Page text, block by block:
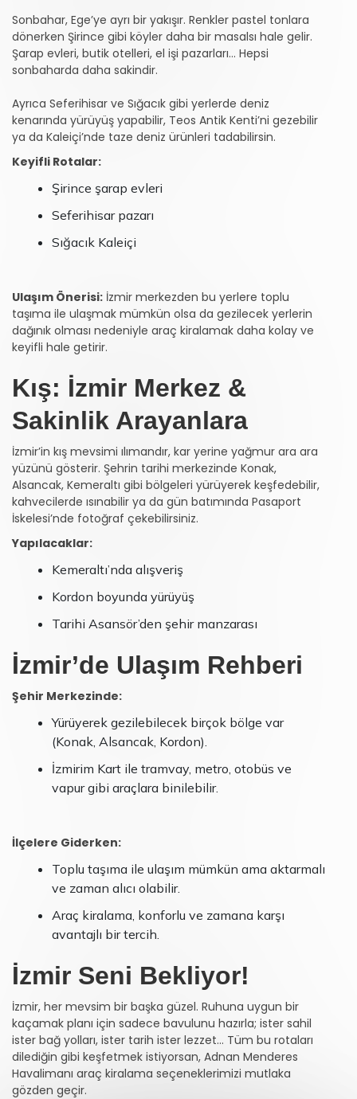
Sonbahar, Ege’ye ayrı bir yakışır. Renkler pastel tonlara
dönerken Şirince gibi köyler daha bir masalsı hale gelir.
Şarap evleri, butik otelleri, el işi pazarları... Hepsi
sonbaharda daha sakindir.
Ayrıca Seferihisar ve Sığacık gibi yerlerde deniz
kenarında yürüyüş yapabilir, Teos Antik Kenti’ni gezebilir
ya da Kaleiçi’nde taze deniz ürünleri tadabilirsin.
Keyifli Rotalar:
Şirince şarap evleri
Seferihisar pazarı
Sığacık Kaleiçi
Ulaşım Önerisi: İzmir merkezden bu yerlere toplu
taşıma ile ulaşmak mümkün olsa da gezilecek yerlerin
dağınık olması nedeniyle araç kiralamak daha kolay ve
keyifli hale getirir.
Kış: İzmir Merkez &
Sakinlik Arayanlara
İzmir’in kış mevsimi ılımandır, kar yerine yağmur ara ara
yüzünü gösterir. Şehrin tarihi merkezinde Konak,
Alsancak, Kemeraltı gibi bölgeleri yürüyerek keşfedebilir,
kahvecilerde ısınabilir ya da gün batımında Pasaport
İskelesi’nde fotoğraf çekebilirsiniz.
Yapılacaklar:
Kemeraltı’nda alışveriş
Kordon boyunda yürüyüş
Tarihi Asansör’den şehir manzarası
İzmir’de Ulaşım Rehberi
Şehir Merkezinde:
Yürüyerek gezilebilecek birçok bölge var
(Konak, Alsancak, Kordon).
İzmirim Kart ile tramvay, metro, otobüs ve
vapur gibi araçlara binilebilir.
İlçelere Giderken:
Toplu taşıma ile ulaşım mümkün ama aktarmalı
ve zaman alıcı olabilir.
Araç kiralama, konforlu ve zamana karşı
avantajlı bir tercih.
İzmir Seni Bekliyor!
İzmir, her mevsim bir başka güzel. Ruhuna uygun bir
kaçamak planı için sadece bavulunu hazırla; ister sahil
ister bağ yolları, ister tarih ister lezzet... Tüm bu rotaları
dilediğin gibi keşfetmek istiyorsan, Adnan Menderes
Havalimanı araç kiralama seçeneklerimizi mutlaka
gözden geçir.